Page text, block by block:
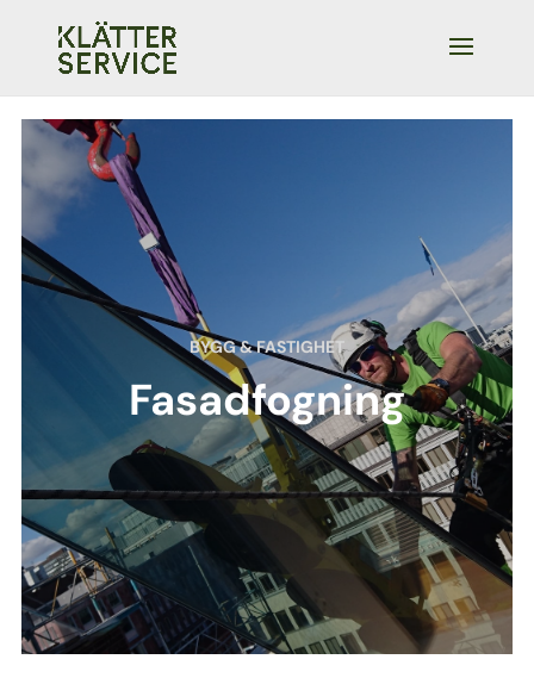
BYGG & FASTIGHET
Fasadfogning